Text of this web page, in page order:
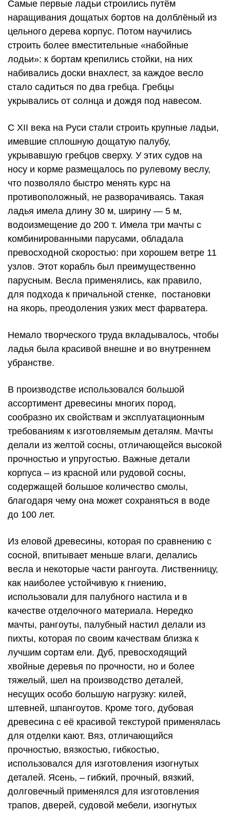
Самые первые ладьи строились путём
наращивания дощатых бортов на долблёный из
цельного дерева корпус. Потом научились
строить более вместительные «набойные
лодьи»: к бортам крепились стойки, на них
набивались доски внахлест, за каждое весло
стало садиться по два гребца. Гребцы
укрывались от солнца и дождя под навесом.
С XII века на Руси стали строить крупные ладьи,
имевшие сплошную дощатую палубу,
укрывавшую гребцов сверху. У этих судов на
носу и корме размещалось по рулевому веслу,
что позволяло быстро менять курс на
противоположный, не разворачиваясь. Такая
ладья имела длину 30 м, ширину — 5 м,
водоизмещение до 200 т. Имела три мачты с
комбинированными парусами, обладала
превосходной скоростью: при хорошем ветре 11
узлов. Этот корабль был преимущественно
парусным. Весла применялись, как правило,
для подхода к причальной стенке, постановки
на якорь, преодоления узких мест фарватера.
Немало творческого труда вкладывалось, чтобы
ладья была красивой внешне и во внутреннем
убранстве.
В производстве использовался большой
ассортимент древесины многих пород,
сообразно их свойствам и эксплуатационным
требованиям к изготовляемым деталям. Мачты
делали из желтой сосны, отличающейся высокой
прочностью и упругостью. Важные детали
корпуса – из красной или рудовой сосны,
содержащей большое количество смолы,
благодаря чему она может сохраняться в воде
до 100 лет.
Из еловой древесины, которая по сравнению с
сосной, впитывает меньше влаги, делались
весла и некоторые части рангоута. Лиственницу,
как наиболее устойчивую к гниению,
использовали для палубного настила и в
качестве отделочного материала. Нередко
мачты, рангоуты, палубный настил делали из
пихты, которая по своим качествам близка к
лучшим сортам ели. Дуб, превосходящий
хвойные деревья по прочности, но и более
тяжелый, шел на производство деталей,
несущих особо большую нагрузку: килей,
штевней, шпангоутов. Кроме того, дубовая
древесина с её красивой текстурой применялась
для отделки кают. Вяз, отличающийся
прочностью, вязкостью, гибкостью,
использовался для изготовления изогнутых
деталей. Ясень, – гибкий, прочный, вязкий,
долговечный применялся для изготовления
трапов, дверей, судовой мебели, изогнутых